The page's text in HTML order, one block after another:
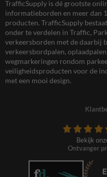
TrafficSupply is dé grootste
informatieborden en meer dan
producten. TrafficSupply
onder te verdelen in Traffic,
verkeersborden met de daarbij
verkeersbordpalen,
wegmarkeringen rondom
veiligheidsproducten voor de
met een mooi design.
Bekijk
Ontvanger